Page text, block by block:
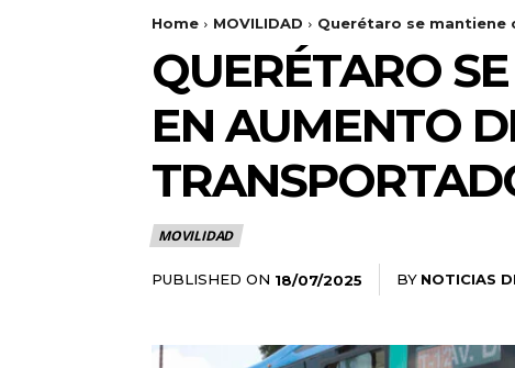
Home MOVILIDAD Querétaro se mantiene
QUERÉTARO
EN AUMENTO
MOVILIDAD
PUBLISHED ON 18/07/2025 BY NOTICIAS